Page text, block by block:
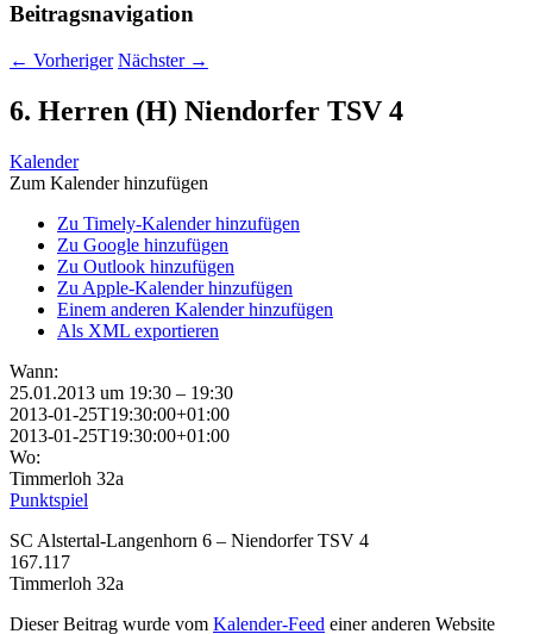
Beitragsnavigation
← Vorheriger Nächster →
6. Herren (H) Niendorfer TSV 4
Kalender
Zum Kalender hinzufügen
Zu Timely-Kalender hinzufügen
Zu Google hinzufügen
Zu Outlook hinzufügen
Zu Apple-Kalender hinzufügen
Einem anderen Kalender hinzufügen
Als XML exportieren
Wann:
25.01.2013 um 19:30 – 19:30
2013-01-25T19:30:00+01:00
2013-01-25T19:30:00+01:00
Wo:
Timmerloh 32a
Punktspiel
SC Alstertal-Langenhorn 6 – Niendorfer TSV 4
167.117
Timmerloh 32a
Dieser Beitrag wurde vom Kalender-Feed einer anderen Website